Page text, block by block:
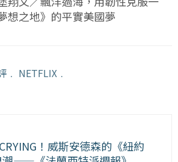
想之地》的平實美國夢
﹒ NETFLIX ﹒
！威斯安德森的《紐約